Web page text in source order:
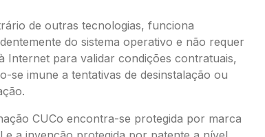
de outras tecnologias, funciona
do sistema operativo e não requer
Internet para validar condições contratuais,
se imune a tentativas de desinstalação ou
CUCo encontra-se protegida por marca